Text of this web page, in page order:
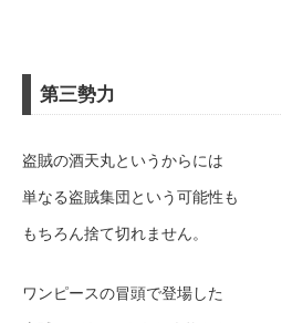
第三勢力
盗賊の酒天丸というからには
単なる盗賊集団という可能性も
もちろん捨て切れません。
ワンピースの冒頭で登場した